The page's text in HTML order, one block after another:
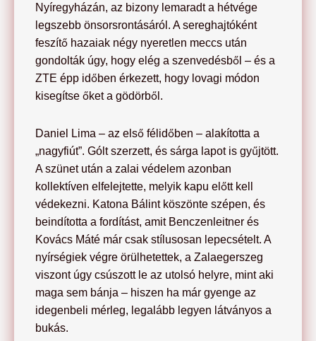
Nyíregyházán, az bizony lemaradt a hétvége
legszebb önsorsrontásáról. A sereghajtóként
feszítő hazaiak négy nyeretlen meccs után
gondolták úgy, hogy elég a szenvedésből – és a
ZTE épp időben érkezett, hogy lovagi módon
kisegítse őket a gödörből.
Daniel Lima – az első félidőben – alakította a
„nagyfiút”. Gólt szerzett, és sárga lapot is gyűjtött.
A szünet után a zalai védelem azonban
kollektíven elfelejtette, melyik kapu előtt kell
védekezni. Katona Bálint köszönte szépen, és
beindította a fordítást, amit Benczenleitner és
Kovács Máté már csak stílusosan lepecsételt. A
nyírségiek végre örülhetettek, a Zalaegerszeg
viszont úgy csúszott le az utolsó helyre, mint aki
maga sem bánja – hiszen ha már gyenge az
idegenbeli mérleg, legalább legyen látványos a
bukás.